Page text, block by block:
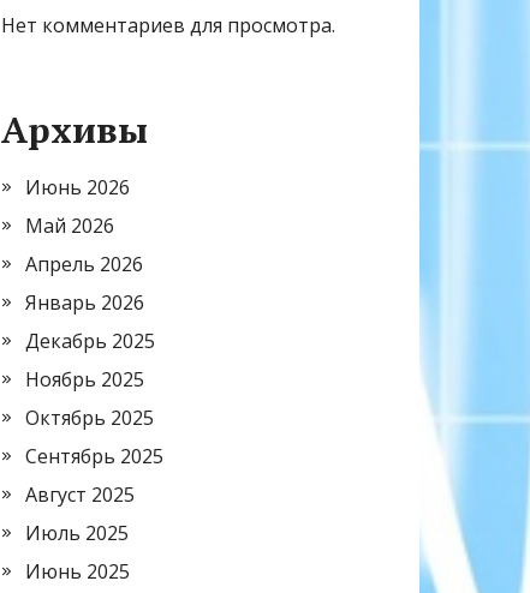
Нет комментариев для просмотра.
Архивы
Июнь 2026
Май 2026
Апрель 2026
Январь 2026
Декабрь 2025
Ноябрь 2025
Октябрь 2025
Сентябрь 2025
Август 2025
Июль 2025
Июнь 2025